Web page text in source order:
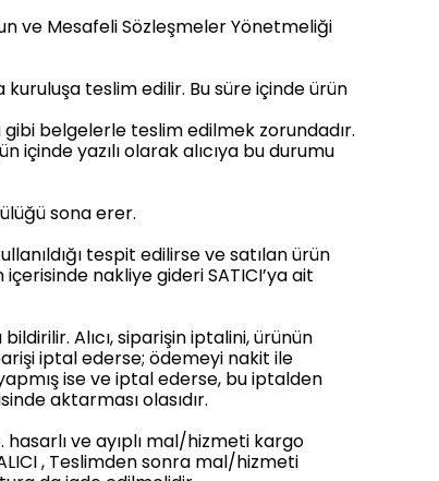
ve Mesafeli Sözleşmeler Yönetmeliği
kuruluşa teslim edilir. Bu süre içinde ürün
belgelerle teslim edilmek zorundadır.
içinde yazılı olarak alıcıya bu durumu
sona erer.
tespit edilirse ve satılan ürün
nakliye gideri SATICI’ya ait
Alıcı, siparişin iptalini, ürünün
iptal ederse; ödemeyi nakit ile
ise ve iptal ederse, bu iptalden
aktarması olasıdır.
hasarlı ve ayıplı mal/hizmeti kargo
, Teslimden sonra mal/hizmeti